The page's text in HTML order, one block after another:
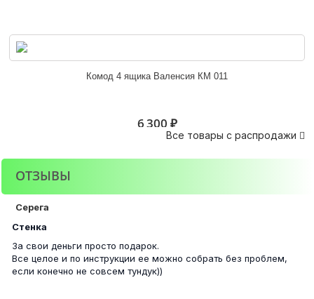
Комод 4 ящика Валенсия КМ 011
6 300 ₽
9 600 ₽
Все товары с распродажи 
ОТЗЫВЫ
Серега
Стенка
За свои деньги просто подарок.
Все целое и по инструкции ее можно собрать без проблем,
если конечно не совсем тундук))